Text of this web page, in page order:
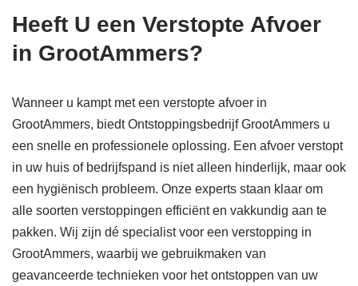
Heeft U een Verstopte Afvoer
in GrootAmmers?
Wanneer u kampt met een verstopte afvoer in
GrootAmmers, biedt Ontstoppingsbedrijf GrootAmmers u
een snelle en professionele oplossing. Een afvoer verstopt
in uw huis of bedrijfspand is niet alleen hinderlijk, maar ook
een hygiënisch probleem. Onze experts staan klaar om
alle soorten verstoppingen efficiënt en vakkundig aan te
pakken. Wij zijn dé specialist voor een verstopping in
GrootAmmers, waarbij we gebruikmaken van
geavanceerde technieken voor het ontstoppen van uw